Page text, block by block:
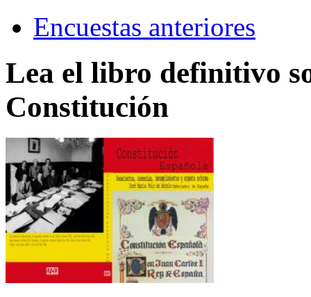
Encuestas anteriores
Lea el libro definitivo
Constitución